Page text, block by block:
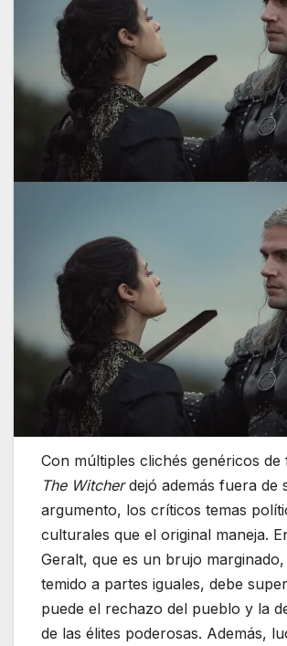
Con múltiples clichés genéricos de
The Witcherdejó además fuera de
argumento, los críticos temas
culturales que el original maneja.
Geralt, que es un brujo
temido a partes iguales, debe
puede el rechazo del pueblo y la
de las élites poderosas. Además,